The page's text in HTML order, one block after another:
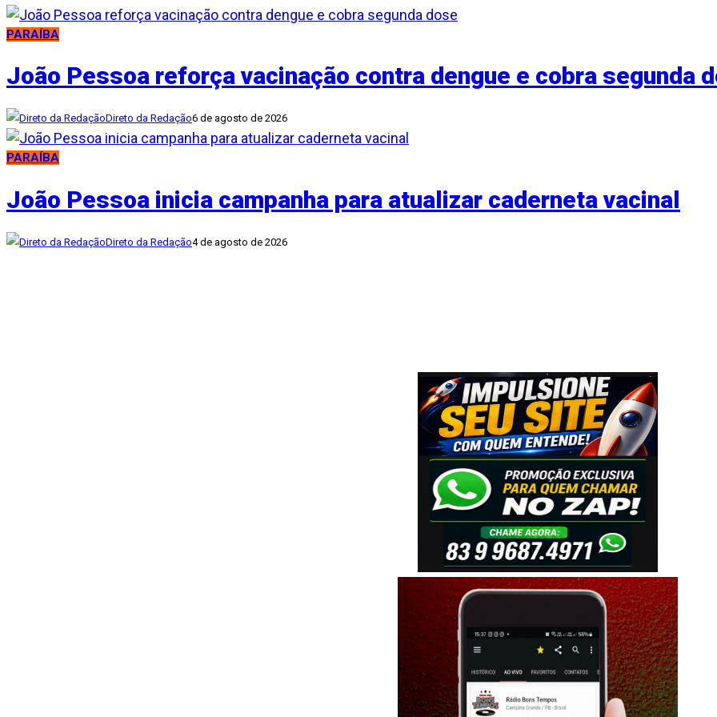
PARAÍBA
João Pessoa reforça vacinação contra dengue e cobra segunda
Direto da Redação6 de agosto de 2026
PARAÍBA
João Pessoa inicia campanha para atualizar caderneta vacinal
Direto da Redação4 de agosto de 2026